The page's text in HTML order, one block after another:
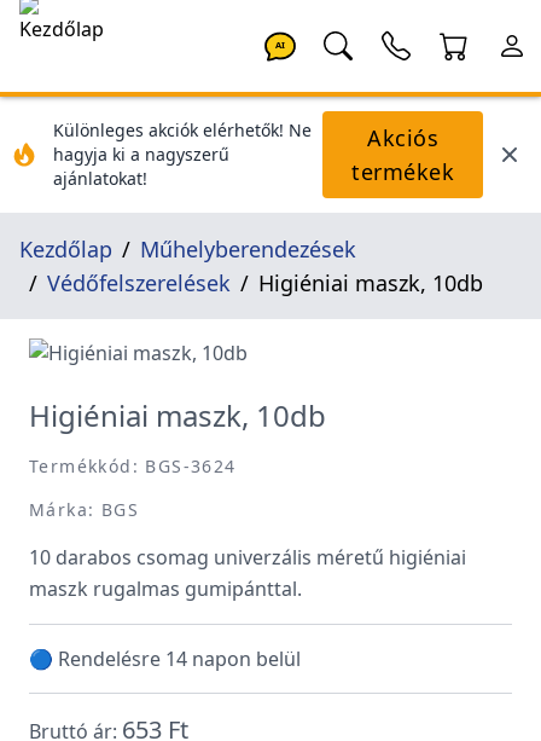
AI
Különleges akciók elérhetők! Ne
hagyja ki a nagyszerű
ajánlatokat!
Akciós
termékek
Kezdőlap
Műhelyberendezések
Védőfelszerelések
Higiéniai maszk, 10db
Higiéniai maszk, 10db
Termékkód: BGS-3624
Márka: BGS
10 darabos csomag univerzális méretű higiéniai
maszk rugalmas gumipánttal.
🔵 Rendelésre 14 napon belül
Bruttó ár: 653 Ft